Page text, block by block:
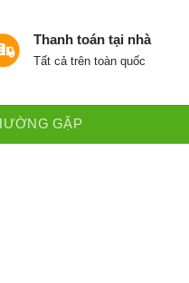
Thanh toán tại nhà
Tất cả trên toàn quốc
GẶP